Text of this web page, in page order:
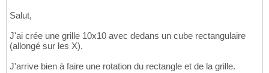
Salut,
J'ai crée une grille 10x10 avec dedans un cube rectangulaire
(allongé sur les X).
J'arrive bien à faire une rotation du rectangle et de la grille.